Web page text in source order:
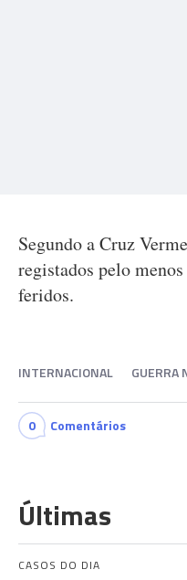
Segundo a Cruz
registados pelo
feridos.
INTERNACIONAL GUERRA
0 Comentários
Últimas
CASOS DO DIA